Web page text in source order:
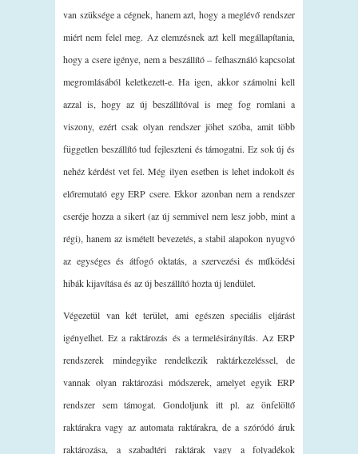
van szüksége a cégnek, hanem azt, hogy a meglévő rendszer
miért nem felel meg. Az elemzésnek azt kell megállapítania,
hogy a csere igénye, nem a beszállító – felhasználó kapcsolat
megromlásából keletkezett-e. Ha igen, akkor számolni kell
azzal is, hogy az új beszállítóval is meg fog romlani a
viszony, ezért csak olyan rendszer jöhet szóba, amit több
független beszállító tud fejleszteni és támogatni. Ez sok új és
nehéz kérdést vet fel. Még ilyen esetben is lehet indokolt és
előremutató egy ERP csere. Ekkor azonban nem a rendszer
cseréje hozza a sikert (az új semmivel nem lesz jobb, mint a
régi), hanem az ismételt bevezetés, a stabil alapokon nyugvó
az egységes és átfogó oktatás, a szervezési és működési
hibák kijavítása és az új beszállító hozta új lendület.
Végezetül van két terület, ami egészen speciális eljárást
igényelhet. Ez a raktározás és a termelésirányítás. Az ERP
rendszerek mindegyike rendelkezik raktárkezeléssel, de
vannak olyan raktározási módszerek, amelyet egyik ERP
rendszer sem támogat. Gondoljunk itt pl. az önfelöltő
raktárakra vagy az automata raktárakra, de a szóródó áruk
raktározása, a szabadtéri raktárak vagy a folyadékok